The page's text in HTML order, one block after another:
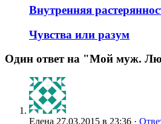
Внутренняя
Чувства или разум
Один ответ на "Мой муж.
Елена 27.03.2015 в 23:36 ·